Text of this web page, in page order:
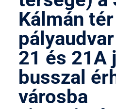
Kálmán
21 és 21A
busszal
városba